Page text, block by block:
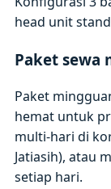
head unit
Paket sewa
Paket
hemat untuk
multi-hari di
Jatiasih), atau
setiap hari.